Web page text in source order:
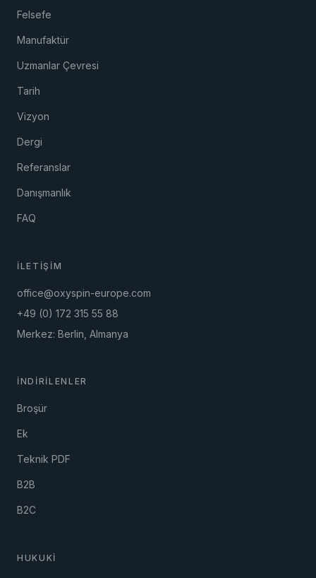
Felsefe
Manufaktür
Uzmanlar Çevresi
Tarih
Vizyon
Dergi
Referanslar
Danışmanlık
FAQ
İLETIŞIM
office@oxyspin-europe.com
+49 (0) 172 315 55 88
Merkez: Berlin, Almanya
İNDIRILENLER
Broşür
Ek
Teknik PDF
B2B
B2C
HUKUKI